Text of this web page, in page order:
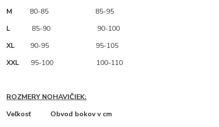
M 80-85 85-95
L 85-90 90-100
XL 90-95 95-105
XXL 95-100 100-110
ROZMERY NOHAVIČIEK:
Veľkosť Obvod bokov v cm